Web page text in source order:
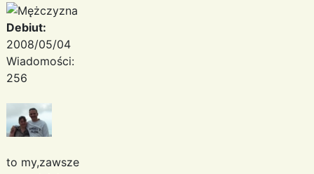
Debiut:
2008/05/04
Wiadomości:
256
to my,zawsze